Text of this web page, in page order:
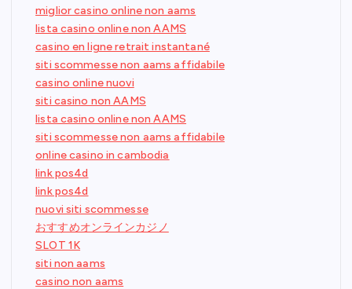
miglior casino online non aams
lista casino online non AAMS
casino en ligne retrait instantané
siti scommesse non aams affidabile
casino online nuovi
siti casino non AAMS
lista casino online non AAMS
siti scommesse non aams affidabile
online casino in cambodia
link pos4d
link pos4d
nuovi siti scommesse
おすすめオンラインカジノ
SLOT 1K
siti non aams
casino non aams